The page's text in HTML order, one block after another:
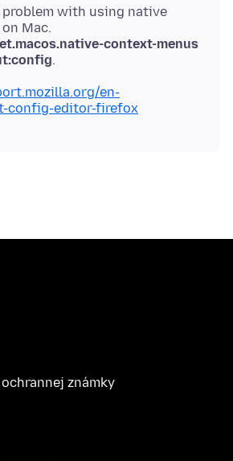
problem with using native
Mac.
context-menus
en-
config-editor-firefox
známky